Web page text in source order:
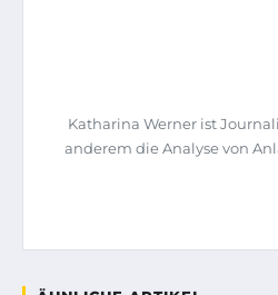
Katharina Werner ist
anderem die Analyse von